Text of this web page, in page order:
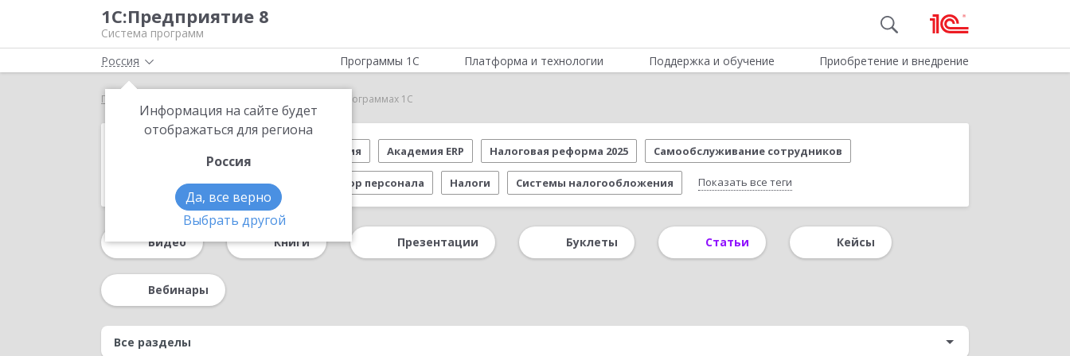
1С:Предприятие 8
Система программ
Россия
Информация на сайте будет
отображаться для региона
Россия
Да, все верно
Выбрать другой
Программы 1С Платформа и технологии Поддержка и обучение Приобретение и внедрение
Главная Статьи о программах 1С
Реальная автоматизация Академия ERP Налоговая реформа 2025 Самообслуживание сотрудников
Кадровый документооборот Подбор персонала Налоги Системы налогообложения
Расчет заработной платы
Показать все теги
Маркировка Для бухгалтера 1С:Сервер взаимодействия Обучение персонала Розничная торговля Мотивация сотрудников
Обзор возможностей
Интеграция Регламентированный учет
HR-аналитика
Видео Книги Презентации Буклеты Статьи Кейсы
Вебинары